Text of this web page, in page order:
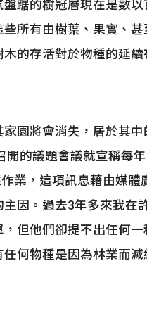
踞的樹冠層現在是數以
所有由樹葉、果實、
的存活對於物種的延續
園將會消失，居於其中
的議題會議就宣稱每
業，這項訊息藉由媒體
因。過去3年多來我在
但他們卻提不出任何
何物種是因為林業而滅